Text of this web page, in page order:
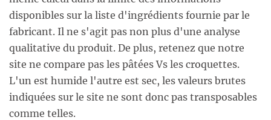
disponibles sur la liste d'ingrédients fournie par le
fabricant. Il ne s'agit pas non plus d'une analyse
qualitative du produit. De plus, retenez que notre
site ne compare pas les pâtées Vs les croquettes.
L'un est humide l'autre est sec, les valeurs brutes
indiquées sur le site ne sont donc pas transposables
comme telles.